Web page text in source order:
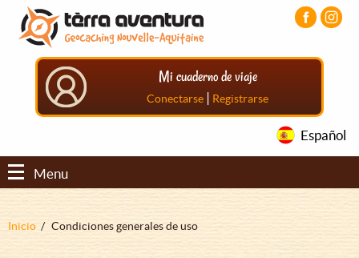
Pasar
contenido
principal
Pasar
menú
principal
Pasar
principal
Mi cuaderno de viaje
Conectarse | Registrarse
Español
Menu
Sobrescribir
Inicio Condiciones generales de uso